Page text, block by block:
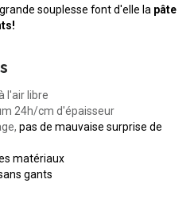
souplesse font d'elle la pâte
l'air libre
24h/cm d'épaisseur
pas de mauvaise surprise de
matériaux
gants